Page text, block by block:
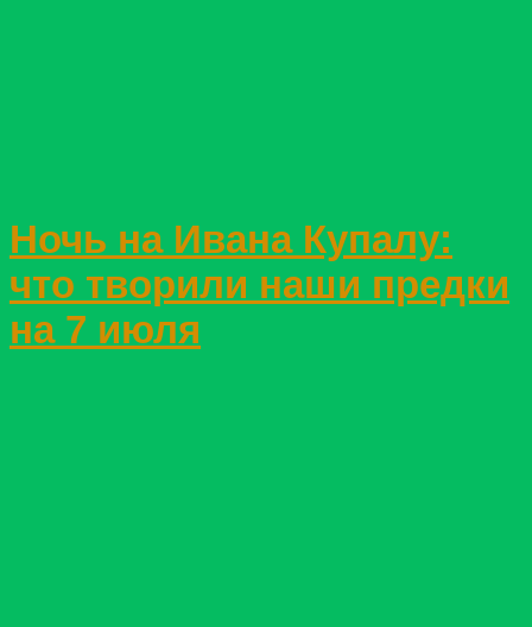
Ночь на Ивана Купалу:
что творили наши предки
на 7 июля